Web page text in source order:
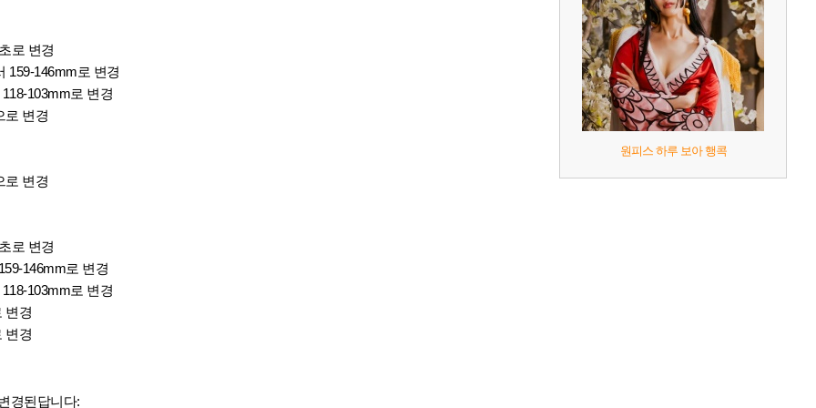
로 변경
159-146mm로 변경
103mm로 변경
로 변경
로 변경
로 변경
146mm로 변경
103mm로 변경
변경
변경
경된답니다:
원피스 하루 보아 행콕